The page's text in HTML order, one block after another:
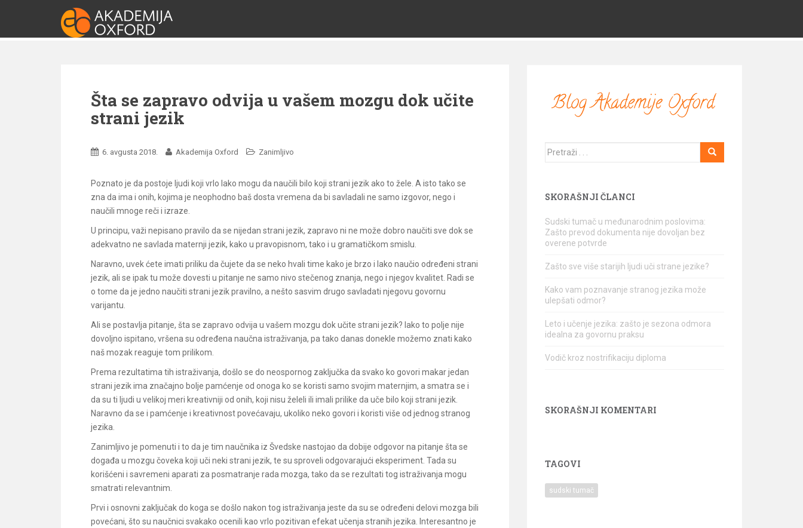
Šta se zapravo odvija u vašem mozgu dok učite
strani jezik
6. avgusta 2018. Akademija Oxford Zanimljivo
Poznato je da postoje ljudi koji vrlo lako mogu da naučili bilo koji strani jezik ako to žele. A isto tako se
zna da ima i onih, kojima je neophodno baš dosta vremena da bi savladali ne samo izgovor, nego i
naučili mnoge reči i izraze.
U principu, važi nepisano pravilo da se nijedan strani jezik, zapravo ni ne može dobro naučiti sve dok se
adekvatno ne savlada maternji jezik, kako u pravopisnom, tako i u gramatičkom smislu.
Naravno, uvek ćete imati priliku da čujete da se neko hvali time kako je brzo i lako naučio određeni strani
jezik, ali se ipak tu može dovesti u pitanje ne samo nivo stečenog znanja, nego i njegov kvalitet. Radi se
o tome da je jedno naučiti strani jezik pravilno, a nešto sasvim drugo savladati njegovu govornu
varijantu.
Ali se postavlja pitanje, šta se zapravo odvija u vašem mozgu dok učite strani jezik? Iako to polje nije
dovoljno ispitano, vršena su određena naučna istraživanja, pa tako danas donekle možemo znati kako
naš mozak reaguje tom prilikom.
Prema rezultatima tih istraživanja, došlo se do neospornog zaključka da svako ko govori makar jedan
strani jezik ima značajno bolje pamćenje od onoga ko se koristi samo svojim maternjim, a smatra se i
da su ti ljudi u velikoj meri kreativniji od onih, koji nisu želeli ili imali prilike da uče bilo koji strani jezik.
Naravno da se i pamćenje i kreativnost povećavaju, ukoliko neko govori i koristi više od jednog stranog
jezika.
Zanimljivo je pomenuti i to da je tim naučnika iz Švedske nastojao da dobije odgovor na pitanje šta se
događa u mozgu čoveka koji uči neki strani jezik, te su sproveli odgovarajući eksperiment. Tada su
korišćeni i savremeni aparati za posmatranje rada mozga, tako da se rezultati tog istraživanja mogu
smatrati relevantnim.
Prvi i osnovni zaključak do koga se došlo nakon tog istraživanja jeste da su se određeni delovi mozga bili
povećani, što su naučnici svakako ocenili kao vrlo pozitivan efekat učenja stranih jezika. Interesantno je
Traži
SKORAŠNJI ČLANCI
Sudski tumač u međunarodnim poslovima:
Zašto prevod dokumenta nije dovoljan bez
overene potvrde
Zašto sve više starijih ljudi uči strane jezike?
Kako vam poznavanje stranog jezika može
ulepšati odmor?
Leto i učenje jezika: zašto je sezona odmora
idealna za govornu praksu
Vodič kroz nostrifikaciju diploma
SKORAŠNJI KOMENTARI
TAGOVI
sudski tumač